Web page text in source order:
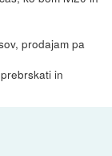
prodajam pa
in